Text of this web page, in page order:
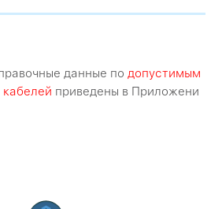
данные подопустимым
приведены в Приложени